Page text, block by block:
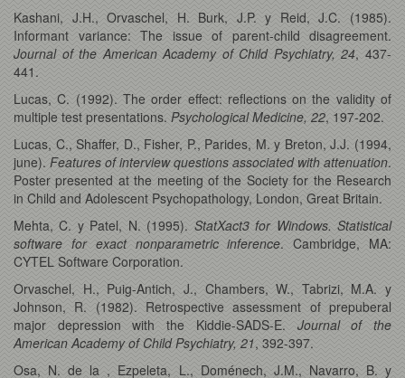
Kashani, J.H., Orvaschel, H. Burk, J.P. y Reid, J.C. (1985).
Informant variance: The issue of parent-child disagreement.
Journal of the American Academy of Child Psychiatry, 24, 437-
441.
Lucas, C. (1992). The order effect: reflections on the validity of
multiple test presentations. Psychological Medicine, 22, 197-202.
Lucas, C., Shaffer, D., Fisher, P., Parides, M. y Breton, J.J. (1994,
june). Features of interview questions associated with attenuation.
Poster presented at the meeting of the Society for the Research
in Child and Adolescent Psychopathology, London, Great Britain.
Mehta, C. y Patel, N. (1995). StatXact3 for Windows. Statistical
software for exact nonparametric inference. Cambridge, MA:
CYTEL Software Corporation.
Orvaschel, H., Puig-Antich, J., Chambers, W., Tabrizi, M.A. y
Johnson, R. (1982). Retrospective assessment of prepuberal
major depression with the Kiddie-SADS-E. Journal of the
American Academy of Child Psychiatry, 21, 392-397.
Osa, N. de la , Ezpeleta, L., Doménech, J.M., Navarro, B. y